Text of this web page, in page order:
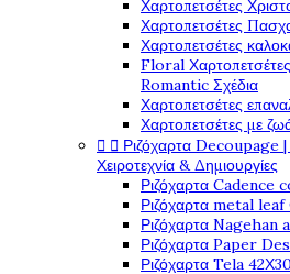
Χαρτοπετσέτες
Χαρτοπετσέτες
Χαρτοπετσέτες
Floral
Romantic Σχέδια
Χαρτοπετσέτες
Χαρτοπετσέτες με
  Ριζόχαρτα Decoupage
Χειροτεχνία & Δημιουργίες
Ριζόχαρτα Cadence
Ριζόχαρτα metal leaf
Ριζόχαρτα Nagehan
Ριζόχαρτα Paper
Ριζόχαρτα Tela